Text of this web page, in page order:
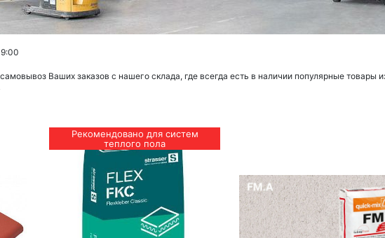
Ваших заказов с нашего склада, где всегда есть в наличии популярные товары
Рекомендовано для систем
теплого пола